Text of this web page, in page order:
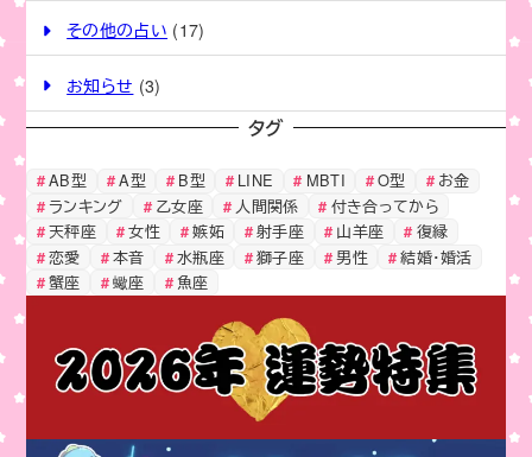
その他の占い (17)
お知らせ (3)
タグ
AB型 A型 B型 LINE MBTI O型
お金
ランキング
乙女座 人間関係
付き合ってから
天秤座
女性 嫉妬 射手座 山羊座
復縁
恋愛
本音 水瓶座 獅子座 男性
結婚・婚活
蟹座
蠍座 魚座